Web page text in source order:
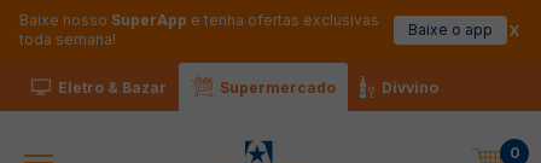
Baixe nosso SuperApp e tenha ofertas exclusivas
toda semana!
Baixe o app
Eletro & Bazar Supermercado Divvino
0